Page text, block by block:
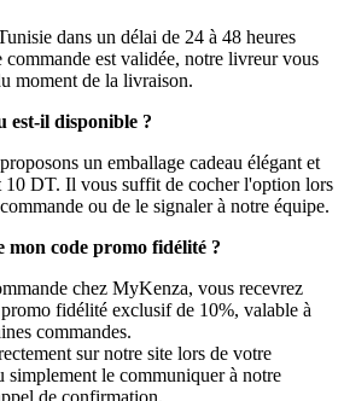
dans un délai de 24 à 48 heures
est validée, notre livreur vous
moment de la livraison.
est-il disponible ?
un emballage cadeau élégant et
10 DT. Il vous suffit de cocher l'option lors
ou de le signaler à notre équipe.
code promo fidélité ?
chez MyKenza, vous recevrez
fidélité exclusif de 10%, valable à
commandes.
sur notre site lors de votre
simplement le communiquer à notre
de confirmation.